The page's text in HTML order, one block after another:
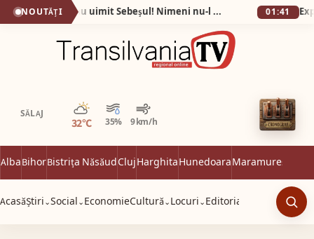
NOUTĂȚI Fotografiile care au uimit Sebeșul! Nimeni nu-l mai recunoaște pe Eugen după ce a slăbit 60 de kilograme în 9 luni! 01:41
SĂLAJ
32°C 35% 9 km/h
Parțial noros
AlbaBihorBistrița NăsăudClujHarghitaHunedoaraMaramureș
AcasăȘtiri ⌄Social ⌄ EconomieCultură ⌄ Locuri ⌄ Editorial